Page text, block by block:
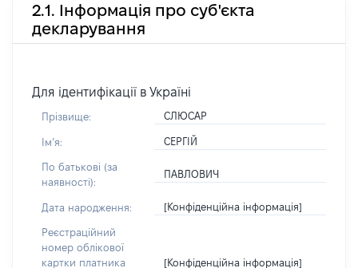
2.1. Інформація про суб'єкта
декларування
Для ідентифікації в Україні
Прізвище: СЛЮСАР
Імʼя: СЕРГІЙ
По батькові (за
наявності):
ПАВЛОВИЧ
Дата народження: [Конфіденційна інформація]
Реєстраційний
номер облікової
картки платника
[Конфіденційна інформація]